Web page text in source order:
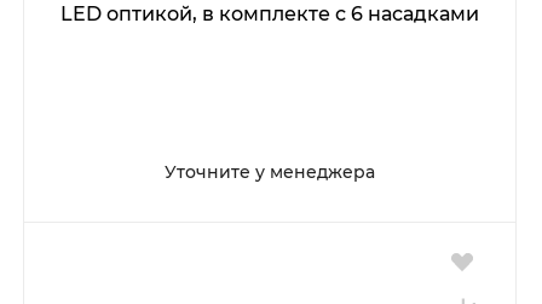
LED оптикой, в комплекте с 6 насадками
Уточните у менеджера